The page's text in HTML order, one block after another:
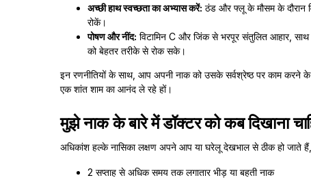
अच्छी हाथ स्वच्छता का अभ्यास करें: ठंड और फ्लू के मौसम के दौरान
रोकें।
पोषण और नींद: विटामिन C और जिंक से भरपूर संतुलित आहार, साथ
को बेहतर तरीके से रोक सके।
इन रणनीतियों के साथ, आप अपनी नाक को उसके सर्वश्रेष्ठ पर काम करने
एक शांत शाम का आनंद ले रहे हों।
मुझे नाक के बारे में डॉक्टर को कब दिखाना
अधिकांश हल्के नासिका लक्षण अपने आप या घरेलू देखभाल से ठीक हो जाते हैं,
2 सप्ताह से अधिक समय तक लगातार भीड़ या बहती नाक